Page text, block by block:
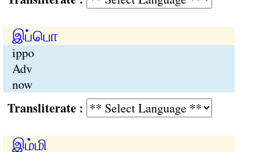
இப்பொ
ippo
Adv
now
:
இம்மி